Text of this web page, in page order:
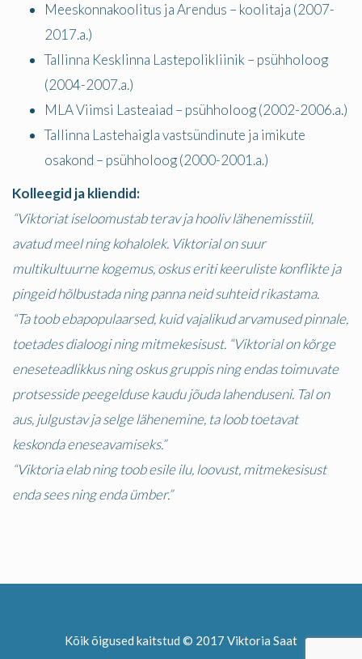
Meeskonnakoolitus ja Arendus – koolitaja (2007-
2017.a.)
Tallinna Kesklinna Lastepolikliinik – psühholoog
(2004-2007.a.)
MLA Viimsi Lasteaiad – psühholoog (2002-2006.a.)
Tallinna Lastehaigla vastsündinute ja imikute
osakond – psühholoog (2000-2001.a.)
Kolleegid ja kliendid:
“Viktoriat iseloomustab terav ja hooliv lähenemisstiil,
avatud meel ning kohalolek. Viktorial on suur
multikultuurne kogemus, oskus eriti keeruliste konflikte ja
pingeid hõlbustada ning panna neid suhteid rikastama.
“Ta toob ebapopulaarsed, kuid vajalikud arvamused pinnale,
toetades dialoogi ning mitmekesisust. “Viktorial on kõrge
eneseteadlikkus ning oskus gruppis ning endas toimuvate
protsesside peegelduse kaudu jõuda lahenduseni. Tal on
aus, julgustav ja selge lähenemine, ta loob toetavat
keskonda eneseavamiseks.”
“Viktoria elab ning toob esile ilu, loovust, mitmekesisust
enda sees ning enda ümber.”
Kõik õigused kaitstud © 2017 Viktoria Saat